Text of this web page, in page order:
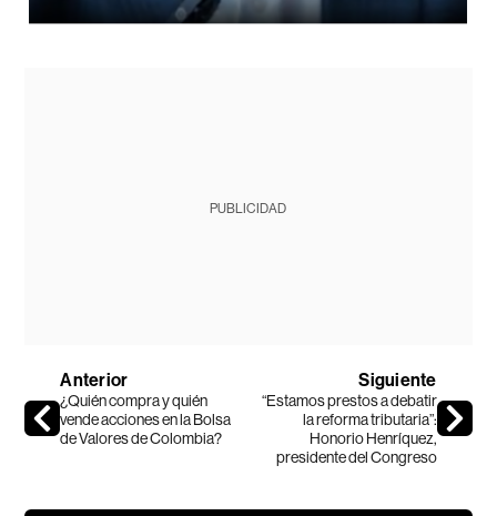
PUBLICIDAD
Anterior
¿Quién compra y quién
vende acciones en la Bolsa
de Valores de Colombia?
Siguiente
“Estamos prestos a debatir
la reforma tributaria”:
Honorio Henríquez,
presidente del Congreso